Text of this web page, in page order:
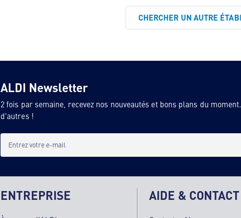
CHERCHER UN AUTRE
ALDI Newsletter
2 fois par semaine, recevez nos nouveautés et bons plans du
d'autres !
Entrez votre e-mail
ENTREPRISE AIDE & CONTACT